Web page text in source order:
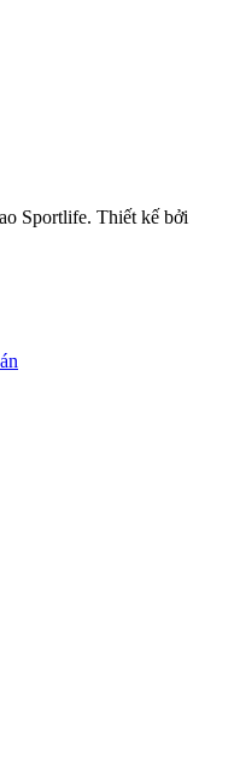
Sportlife. Thiết kế bởi